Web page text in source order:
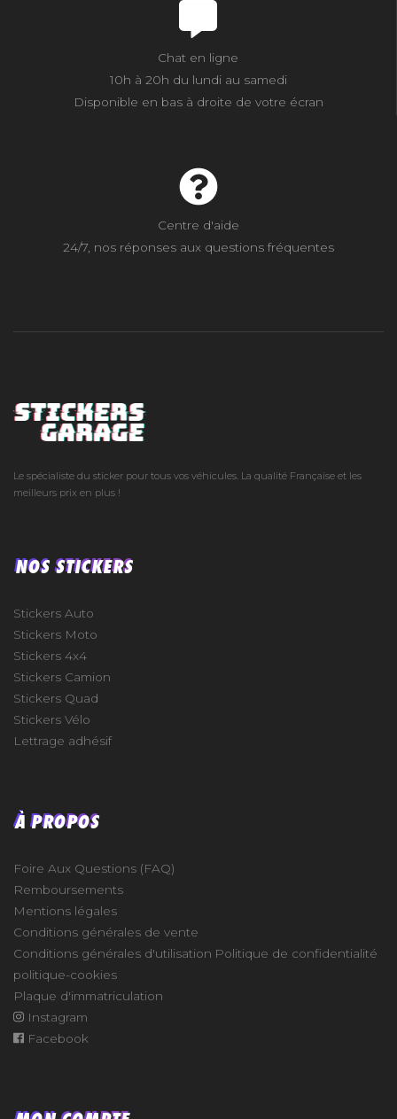
Chat en ligne
10h à 20h du lundi au samedi
Disponible en bas à droite de votre écran
Centre d'aide
24/7, nos réponses aux questions fréquentes
Le spécialiste du sticker pour tous vos véhicules. La qualité Française et les
meilleurs prix en plus !
NOS STICKERS
Stickers Auto
Stickers Moto
Stickers 4x4
Stickers Camion
Stickers Quad
Stickers Vélo
Lettrage adhésif
À PROPOS
Foire Aux Questions (FAQ)
Remboursements
Mentions légales
Conditions générales de vente
Conditions générales d'utilisation Politique de confidentialité
politique-cookies
Plaque d'immatriculation
Instagram
Facebook